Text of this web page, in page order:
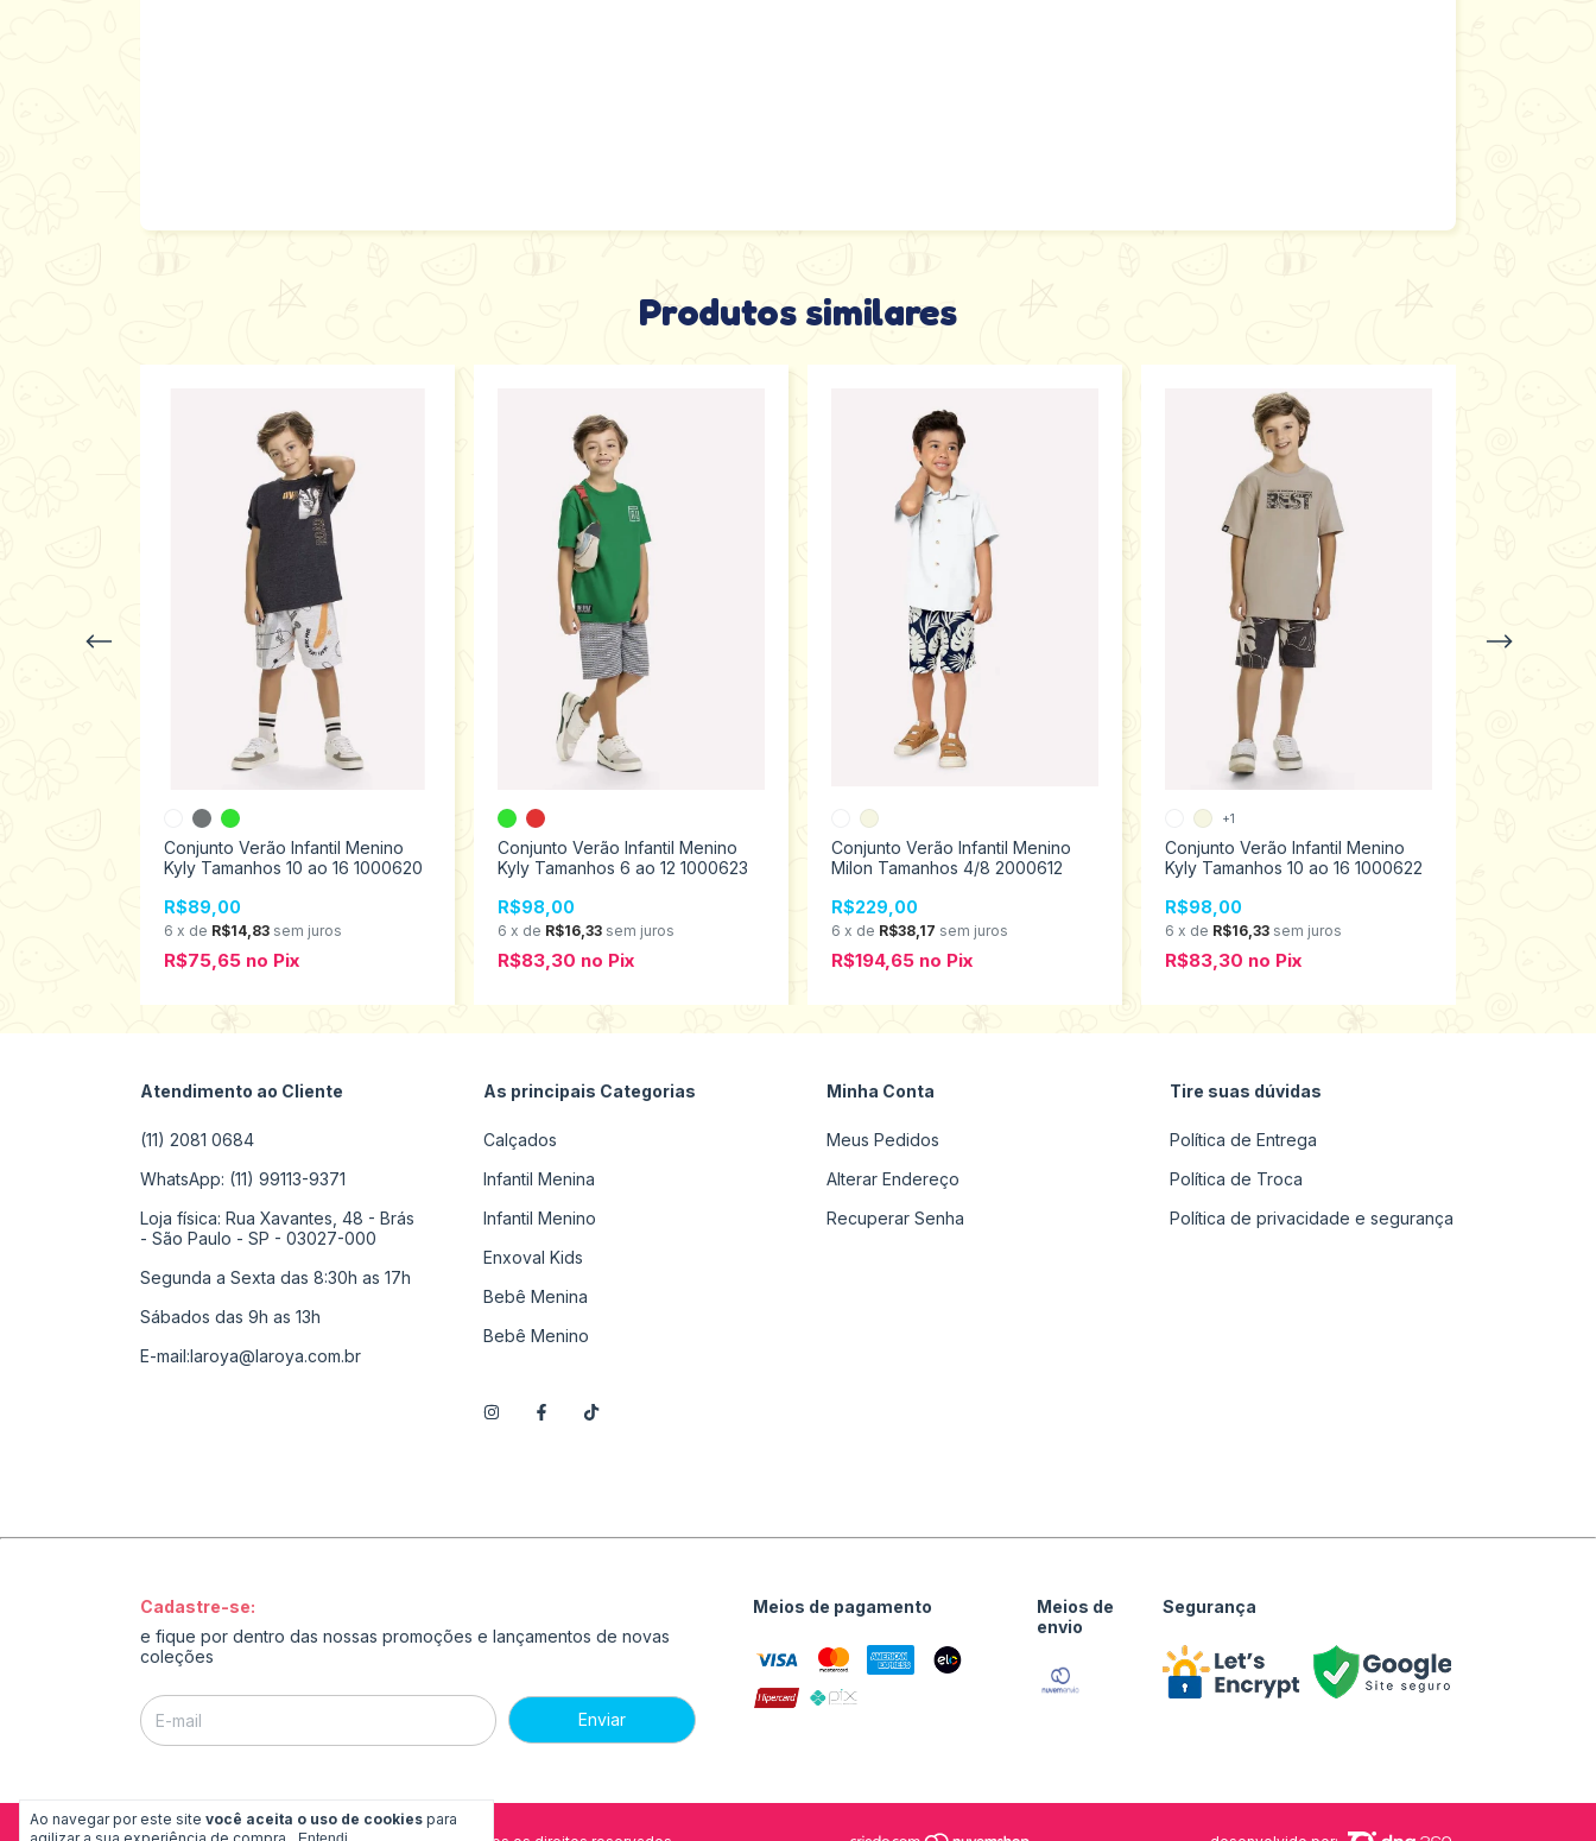
Ao navegar por este site você aceita o uso de cookies para
Produtos similares
Conjunto Verão Infantil Menino
Kyly Tamanhos 10 ao 16 1000620
R$89,00
6 x de R$14,83 sem juros
R$75,65 no Pix
Conjunto Verão Infantil Menino
Kyly Tamanhos 6 ao 12 1000623
R$98,00
6 x de R$16,33 sem juros
R$83,30 no Pix
Conjunto Verão Infantil Menino
Milon Tamanhos 4/8 2000612
R$229,00
6 x de R$38,17 sem juros
R$194,65 no Pix
Conjunto Verão Infantil Menino
Kyly Tamanhos 10 ao 16 1000622
R$98,00
6 x de R$16,33 sem juros
R$83,30 no Pix
+1
Atendimento ao Cliente
(11) 2081 0684
WhatsApp: (11) 99113-9371
Loja física: Rua Xavantes, 48 - Brás
- São Paulo - SP - 03027-000
Segunda a Sexta das 8:30h as 17h
Sábados das 9h as 13h
E-mail:laroya@laroya.com.br
As principais Categorias
Calçados
Infantil Menina
Infantil Menino
Enxoval Kids
Bebê Menina
Bebê Menino
Minha Conta
Meus Pedidos
Alterar Endereço
Recuperar Senha
Tire suas dúvidas
Política de Entrega
Política de Troca
Política de privacidade e segurança
Cadastre-se:
e fique por dentro das nossas promoções e lançamentos de novas
coleções
Meios de pagamento
Meios de
envio
Segurança